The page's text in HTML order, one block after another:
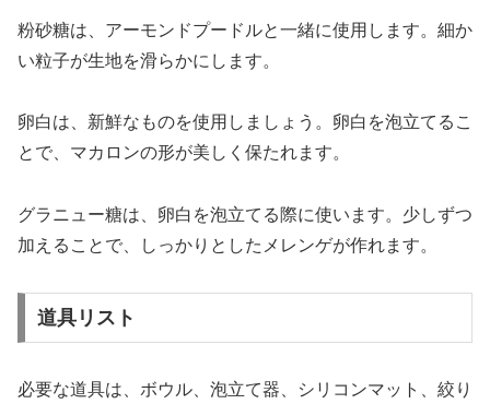
粉砂糖は、アーモンドプードルと一緒に使用します。細か
い粒子が生地を滑らかにします。
卵白は、新鮮なものを使用しましょう。卵白を泡立てるこ
とで、マカロンの形が美しく保たれます。
グラニュー糖は、卵白を泡立てる際に使います。少しずつ
加えることで、しっかりとしたメレンゲが作れます。
道具リスト
必要な道具は、ボウル、泡立て器、シリコンマット、絞り